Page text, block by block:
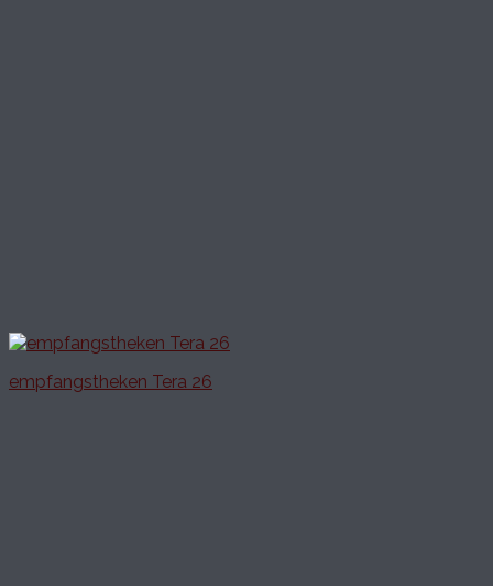
empfangstheken Tera 26